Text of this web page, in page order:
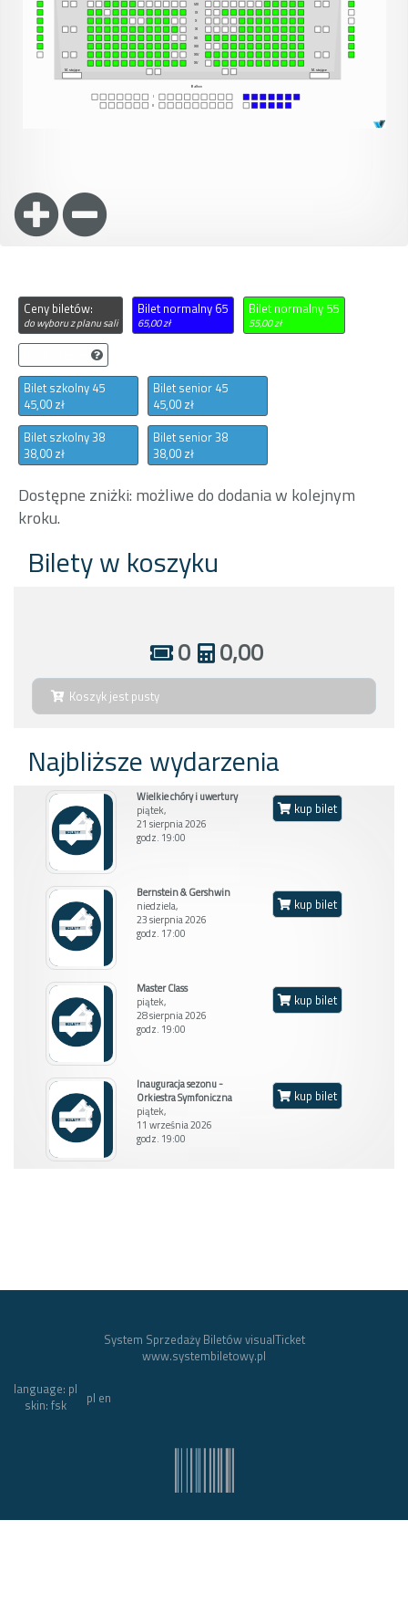
Balkon L
Ceny biletów:
do wyboru z planu sali
Bilet normalny 65
65,00 zł
Bilet normalny 55
55,00 zł
Bilet szkolny 45
45,00 zł
Bilet senior 45
45,00 zł
Bilet szkolny 38
38,00 zł
Bilet senior 38
38,00 zł
Dostępne zniżki: możliwe do dodania w kolejnym
kroku.
Bilety w koszyku
0 0,00
Koszyk jest pusty
Najbliższe wydarzenia
Wielkie chóry i uwertury
piątek,
21 sierpnia 2026
godz. 19:00
kup bilet
Bernstein & Gershwin
niedziela,
23 sierpnia 2026
godz. 17:00
kup bilet
Master Class
piątek,
28 sierpnia 2026
godz. 19:00
kup bilet
Inauguracja sezonu -
Orkiestra Symfoniczna
piątek,
11 września 2026
godz. 19:00
kup bilet
System Sprzedaży Biletów visualTicket
www.systembiletowy.pl
language: pl
skin: fsk
pl en